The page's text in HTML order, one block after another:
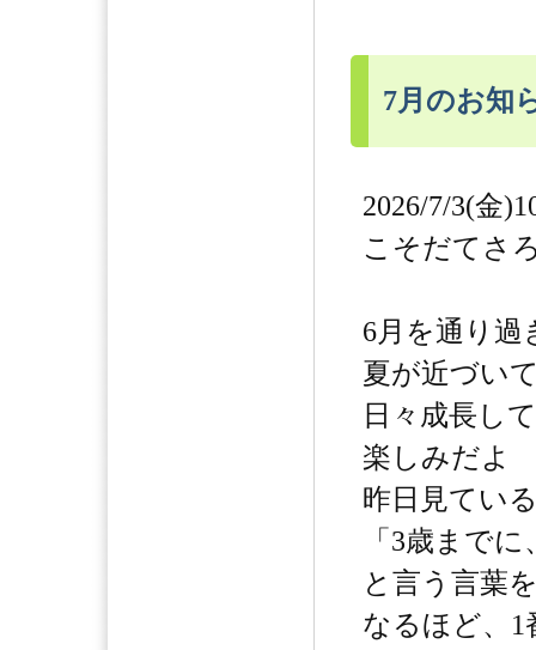
7月のお知
2026/7/3(金
こそだてさ
6月を通り過
夏が近づい
日々成長し
楽しみだよ
昨日見てい
「3歳まで
と言う言葉
なるほど、1